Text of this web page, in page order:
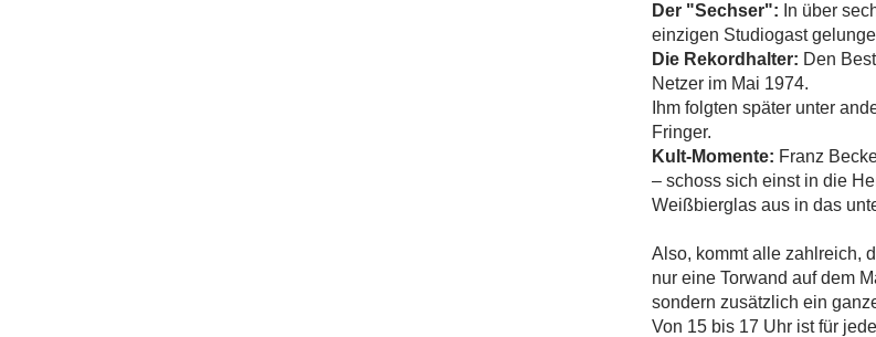
Der "Sechser": In über
einzigen Studiogast
Die Rekordhalter: Den
Netzer im Mai 1974.
Ihm folgten später unter
Fringer.
Kult-Momente: Franz
– schoss sich einst in die
Weißbierglas aus in das
Also, kommt alle zahlreich,
nur eine Torwand auf dem
sondern zusätzlich ein
Von 15 bis 17 Uhr ist für